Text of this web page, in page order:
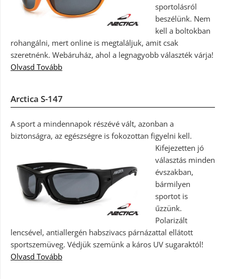
sportolásról
beszélünk. Nem
kell a boltokban
rohangálni, mert online is megtaláljuk, amit csak
szeretnénk. Webáruház, ahol a legnagyobb választék várja!
Olvasd Tovább
Arctica S-147
A sport a mindennapok részévé vált, azonban a
biztonságra, az egészségre is fokozottan figyelni kell.
Kifejezetten jó
választás minden
évszakban,
bármilyen
sportot is
űzzünk.
Polarizált
lencsével, antiallergén habszivacs párnázattal ellátott
sportszemüveg. Védjük szemünk a káros UV sugaraktól!
Olvasd Tovább